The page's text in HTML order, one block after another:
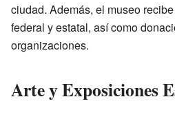
ciudad. Además, el museo
federal y estatal, así como
organizaciones.
Arte y Exposiciones